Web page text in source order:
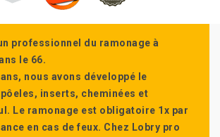
professionnel du ramonage à
le 66.
ans, nous avons développé le
inserts, cheminées et
Le ramonage est obligatoire 1x par
en cas de feux. Chez Lobry pro